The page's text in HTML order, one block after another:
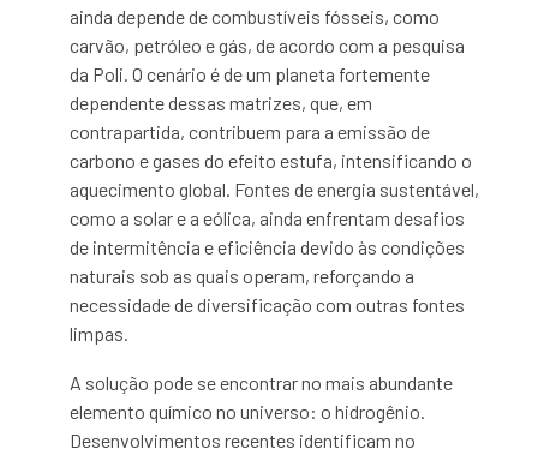
ainda depende de combustíveis fósseis, como
carvão, petróleo e gás, de acordo com a pesquisa
da Poli. O cenário é de um planeta fortemente
dependente dessas matrizes, que, em
contrapartida, contribuem para a emissão de
carbono e gases do efeito estufa, intensificando o
aquecimento global. Fontes de energia sustentável,
como a solar e a eólica, ainda enfrentam desafios
de intermitência e eficiência devido às condições
naturais sob as quais operam, reforçando a
necessidade de diversificação com outras fontes
limpas.
A solução pode se encontrar no mais abundante
elemento químico no universo: o hidrogênio.
Desenvolvimentos recentes identificam no